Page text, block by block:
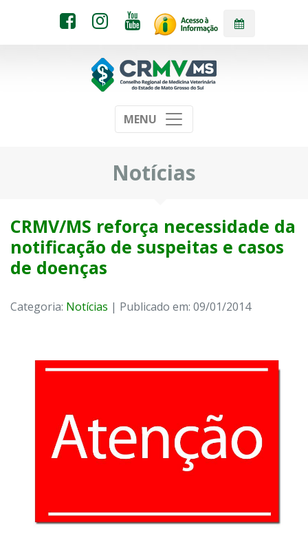
MENU
Notícias
CRMV/MS reforça necessidade da
notificação de suspeitas e casos
de doenças
Categoria: Notícias | Publicado em: 09/01/2014